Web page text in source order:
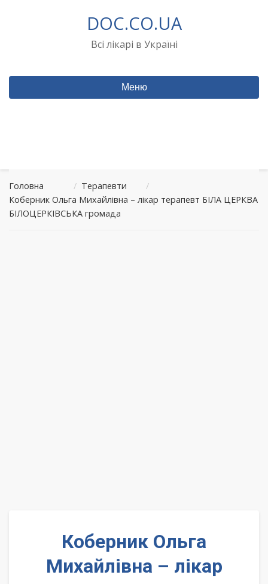
DOC.CO.UA
Всі лікарі в Україні
Меню
Головна / Терапевти
/
Коберник Ольга Михайлівна – лікар терапевт БІЛА ЦЕРКВА
БІЛОЦЕРКІВСЬКА громада
Коберник Ольга
Михайлівна – лікар